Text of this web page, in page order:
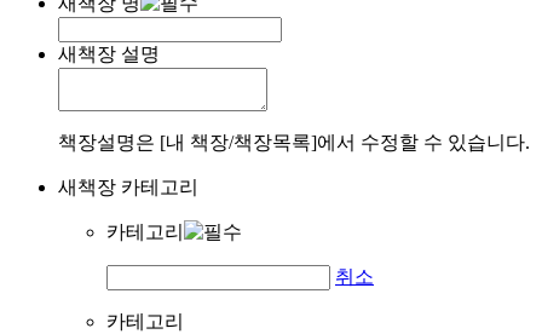
새책장 설명
책장설명은 [내 책장/책장목록]에서 수정할 수 있습니다.
새책장 카테고리
카테고리
취소
카테고리